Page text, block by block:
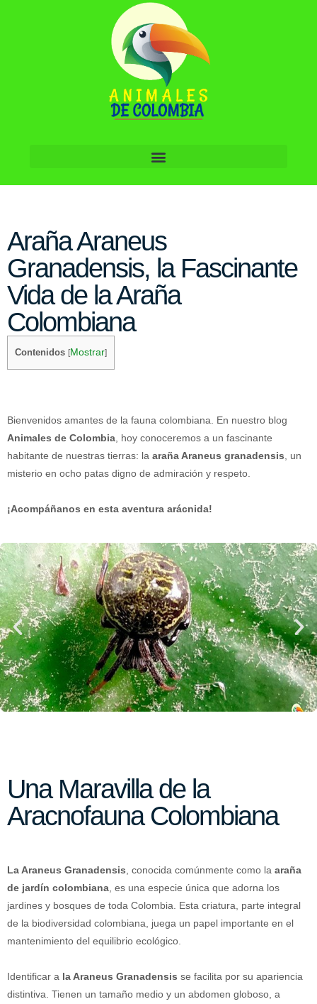
Araña Araneus
Granadensis, la Fascinante
Vida de la Araña
Colombiana
Contenidos [Mostrar]
Bienvenidos amantes de la fauna colombiana. En nuestro blog
Animales de Colombia , hoy conoceremos a un fascinante
habitante de nuestras tierras: la araña Araneus granadensis , un
misterio en ocho patas digno de admiración y respeto.
¡Acompáñanos en esta aventura arácnida!
Una Maravilla de la
Aracnofauna Colombiana
La Araneus Granadensis , conocida comúnmente como la araña
de jardín colombiana , es una especie única que adorna los
jardines y bosques de toda Colombia. Esta criatura, parte integral
de la biodiversidad colombiana, juega un papel importante en el
mantenimiento del equilibrio ecológico.
Identificar a la Araneus Granadensis se facilita por su apariencia
distintiva. Tienen un tamaño medio y un abdomen globoso, a